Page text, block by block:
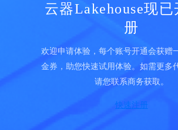
云器Lakehouse现已
册
欢迎申请体验，每个账号开通会获赠
金券，助您快速试用体验。如需更多
请您联系商务获取。
快速注册